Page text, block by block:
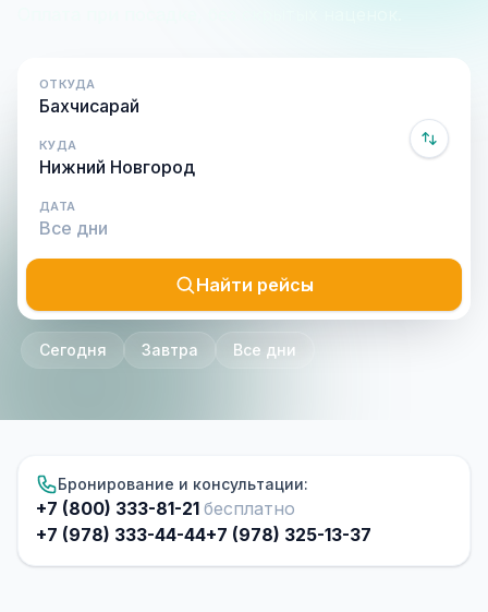
ОТКУДА
КУДА
ДАТА
Найти рейсы
Сегодня Завтра Все дни
Бронирование и консультации:
+7 (800) 333-81-21 бесплатно
+7 (978) 333-44-44+7 (978) 325-13-37